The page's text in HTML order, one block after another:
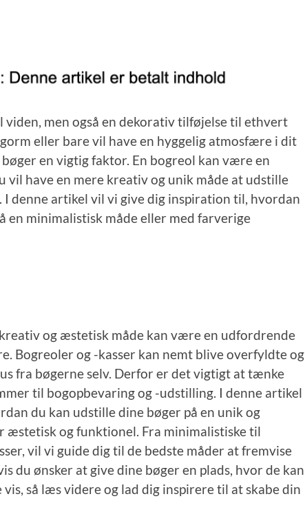
viden, men også en dekorativ tilføjelse til ethvert
eller bare vil have en hyggelig atmosfære i dit
en vigtig faktor. En bogreol kan være en
vil have en mere kreativ og unik måde at udstille
I denne artikel vil vi give dig inspiration til, hvordan
en minimalistisk måde eller med farverige
og æstetisk måde kan være en udfordrende
Bogreoler og -kasser kan nemt blive overfyldte og
fra bøgerne selv. Derfor er det vigtigt at tænke
til bogopbevaring og -udstilling. I denne artikel
du kan udstille dine bøger på en unik og
æstetisk og funktionel. Fra minimalistiske til
vil vi guide dig til de bedste måder at fremvise
du ønsker at give dine bøger en plads, hvor de kan
så læs videre og lad dig inspirere til at skabe din